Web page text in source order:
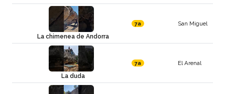
La chimenea de Andorra
7a San Miguel
La duda
7a El Arenal